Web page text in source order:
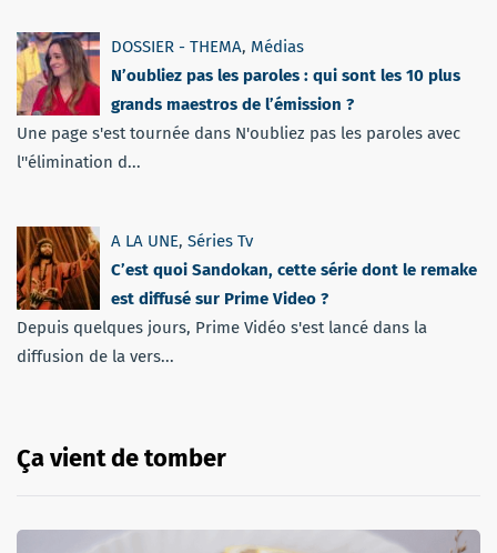
DOSSIER - THEMA, Médias
N’oubliez pas les paroles : qui sont les 10 plus
grands maestros de l’émission ?
Une page s'est tournée dans N'oubliez pas les paroles avec
l''élimination d...
A LA UNE, Séries Tv
C’est quoi Sandokan, cette série dont le remake
est diffusé sur Prime Video ?
Depuis quelques jours, Prime Vidéo s'est lancé dans la
diffusion de la vers...
Ça vient de tomber